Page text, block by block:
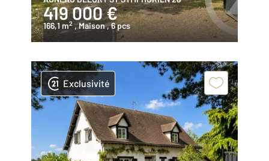
419 000 €
166,1 m2 , Maison, 6 pcs
Exclusivité